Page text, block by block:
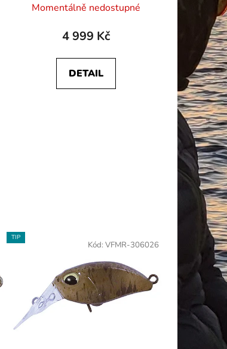
Momentálně nedostupné
4 999 Kč
DETAIL
TIP
Kód: VFMR-306026